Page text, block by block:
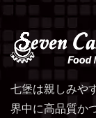
七堡は親しみや
界中に高品質か